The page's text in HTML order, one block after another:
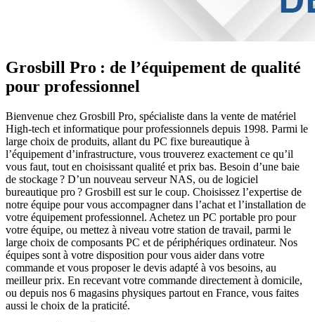
Grosbill Pro : de l’équipement de qualité
pour professionnel
Bienvenue chez Grosbill Pro, spécialiste dans la vente de matériel
High-tech et informatique pour professionnels depuis 1998. Parmi le
large choix de produits, allant du PC fixe bureautique à
l’équipement d’infrastructure, vous trouverez exactement ce qu’il
vous faut, tout en choisissant qualité et prix bas. Besoin d’une baie
de stockage ? D’un nouveau serveur NAS, ou de logiciel
bureautique pro ? Grosbill est sur le coup. Choisissez l’expertise de
notre équipe pour vous accompagner dans l’achat et l’installation de
votre équipement professionnel. Achetez un PC portable pro pour
votre équipe, ou mettez à niveau votre station de travail, parmi le
large choix de composants PC et de périphériques ordinateur. Nos
équipes sont à votre disposition pour vous aider dans votre
commande et vous proposer le devis adapté à vos besoins, au
meilleur prix. En recevant votre commande directement à domicile,
ou depuis nos 6 magasins physiques partout en France, vous faites
aussi le choix de la praticité.